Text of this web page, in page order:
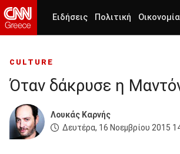
Ειδήσεις Πολιτική Οικονομία
CULTURE
Όταν δάκρυσε η
Λουκάς Καρνής
Δευτέρα, 16 Νοεμβρίου 2015